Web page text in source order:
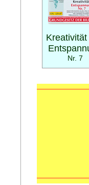
Kreativität
Nr. 7